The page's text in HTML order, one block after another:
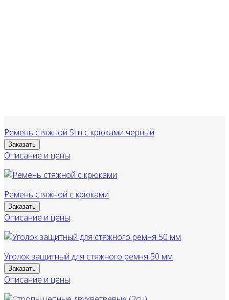
Ремень стяжной 5тн с крюками черный
Заказать
Описание и цены
Ремень стяжной с крюками
Заказать
Описание и цены
Уголок защитный для стяжного ремня 50 мм
Заказать
Описание и цены